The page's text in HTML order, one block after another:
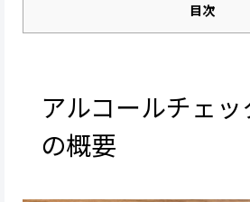
目次
アルコールチェ
の概要